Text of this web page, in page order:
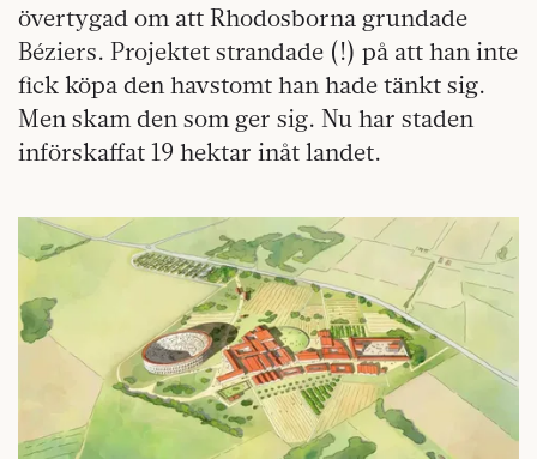
övertygad om att Rhodosborna grundade
Béziers. Projektet strandade (!) på att han inte
fick köpa den havstomt han hade tänkt sig.
Men skam den som ger sig. Nu har staden
införskaffat 19 hektar inåt landet.